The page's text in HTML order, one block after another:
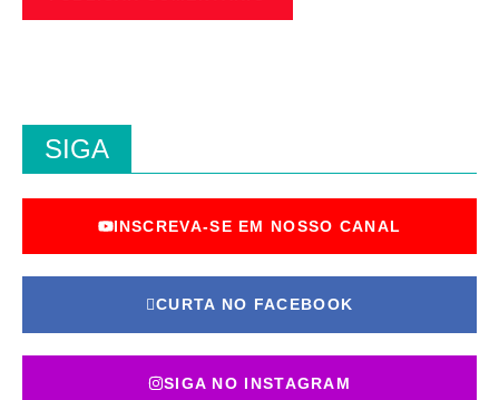
SIGA
INSCREVA-SE EM NOSSO CANAL
CURTA NO FACEBOOK
SIGA NO INSTAGRAM